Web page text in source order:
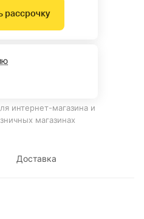
интернет-магазина и
магазинах
Доставка